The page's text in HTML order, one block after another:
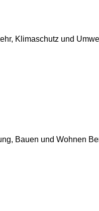
Klimaschutz und
Bauen und Wohnen